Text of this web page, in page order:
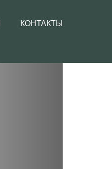
КОНТАКТЫ